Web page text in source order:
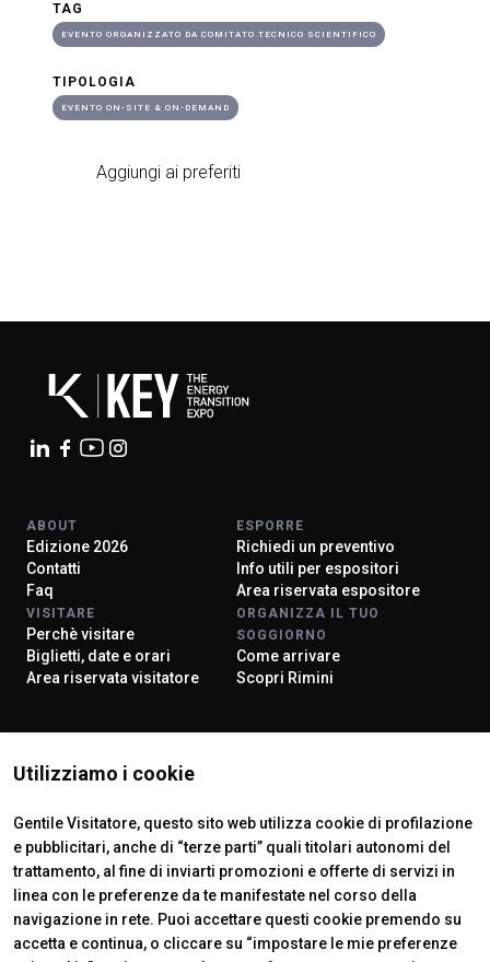
TAG
EVENTO ORGANIZZATO DA COMITATO TECNICO SCIENTIFICO
TIPOLOGIA
EVENTO ON-SITE & ON-DEMAND
Aggiungi ai preferiti
Utilizziamo i cookie
Gentile Visitatore, questo sito web utilizza cookie di profilazione
e pubblicitari, anche di “terze parti” quali titolari autonomi del
trattamento, al fine di inviarti promozioni e offerte di servizi in
linea con le preferenze da te manifestate nel corso della
navigazione in rete. Puoi accettare questi cookie premendo su
accetta e continua, o cliccare su “impostare le mie preferenze
ABOUT
Edizione 2026
Contatti
Faq
ESPORRE
Richiedi un preventivo
Info utili per espositori
Area riservata espositore
VISITARE
Perchè visitare
Biglietti, date e orari
Area riservata visitatore
ORGANIZZA IL TUO
SOGGIORNO
Come arrivare
Scopri Rimini
ISTITUTI CERTIFICATORI